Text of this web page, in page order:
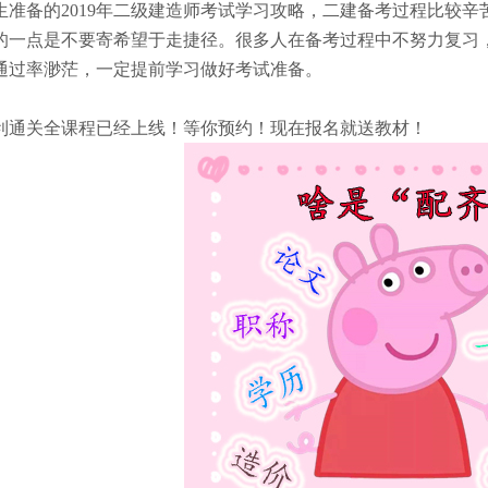
准备的2019年二级建造师考试学习攻略，二建备考过程比较
一点是不要寄希望于走捷径。很多人在备考过程中不努力复
率渺茫，一定提前学习做好考试准备。
通关全课程已经上线！等你预约！现在报名就送教材！